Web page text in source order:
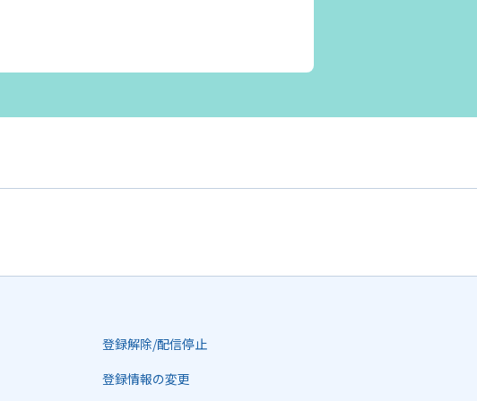
登録解除/配信停止
登録情報の変更